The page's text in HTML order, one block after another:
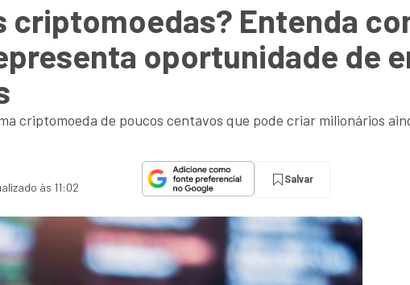
criptomoedas? Entenda
oportunidade de
criptomoeda de poucos centavos que pode criar milionários
às 11:02
Salvar